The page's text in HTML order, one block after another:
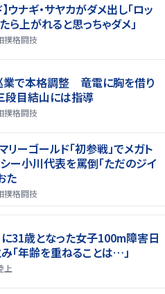
ウナギ・サヤカがダメ出し「ロッ
ら上がれると思っちゃダメ」
撲格闘技
業で本格調整 竜電に胸を借り
段目結山には指導
撲格闘技
リーゴールド「初参戦」でメガト
ー小川代表を罵倒「ただのジイ
た
撲格闘技
に31歳となった女子100m障害日
「年齢を重ねることは…」
上